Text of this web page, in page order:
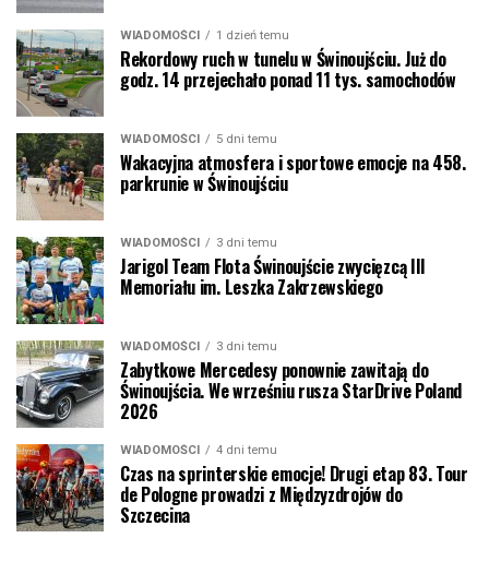
WIADOMOŚCI 1 dzień temu
Rekordowy ruch w tunelu w Świnoujściu. Już do
godz. 14 przejechało ponad 11 tys. samochodów
WIADOMOŚCI 5 dni temu
Wakacyjna atmosfera i sportowe emocje na 458.
parkrunie w Świnoujściu
WIADOMOŚCI 3 dni temu
Jarigol Team Flota Świnoujście zwycięzcą III
Memoriału im. Leszka Zakrzewskiego
WIADOMOŚCI 3 dni temu
Zabytkowe Mercedesy ponownie zawitają do
Świnoujścia. We wrześniu rusza StarDrive Poland
2026
WIADOMOŚCI 4 dni temu
Czas na sprinterskie emocje! Drugi etap 83. Tour
de Pologne prowadzi z Międzyzdrojów do
Szczecina